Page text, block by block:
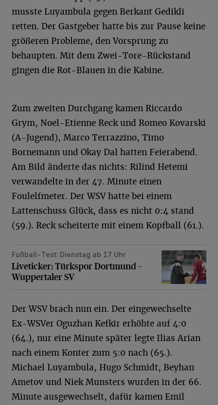
musste Luyambula gegen Berkant Gedikli
retten. Der Gastgeber hatte bis zur Pause keine
größeren Probleme, den Vorsprung zu
behaupten. Mit dem Zwei-Tore-Rückstand
gingen die Rot-Blauen in die Kabine.
Zum zweiten Durchgang kamen Riccardo
Grym, Noel-Etienne Reck und Romeo Kovarski
(A-Jugend), Marco Terrazzino, Timo
Bornemann und Okay Dal hatten Feierabend.
Am Bild änderte das nichts: Rilind Hetemi
verwandelte in der 47. Minute einen
Foulelfmeter. Der WSV hatte bei einem
Lattenschuss Glück, dass es nicht 0:4 stand
(59.). Reck scheiterte mit einem Kopfball (61.).
Liveticker: Türkspor Dortmund – Wuppertaler SV
Fußball-Test: Dienstag ab 17 Uhr
Liveticker: Türkspor Dortmund –
Wuppertaler SV
Der WSV brach nun ein. Der eingewechselte
Ex-WSVer Oguzhan Kefkir erhöhte auf 4:0
(64.), nur eine Minute später legte Ilias Arian
nach einem Konter zum 5:0 nach (65.).
Michael Luyambula, Hugo Schmidt, Beyhan
Ametov und Niek Munsters wurden in der 66.
Minute ausgewechselt, dafür kamen Emil